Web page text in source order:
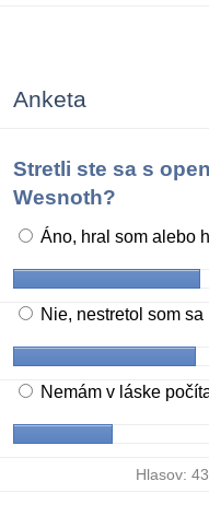
Anketa
Stretli ste sa s
Wesnoth?
Áno, hral som alebo
Nie, nestretol som sa
Nemám v láske
Hlasov: